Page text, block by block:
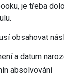
je třeba
obsahovat
a datum
absolvování